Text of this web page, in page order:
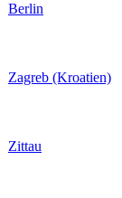
Berlin
Zagreb (Kroatien)
Zittau